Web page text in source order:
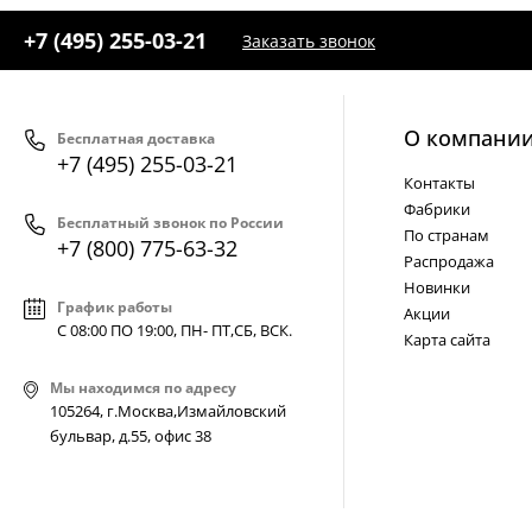
+7 (495) 255-03-21 Заказать звонок
Бесплатная доставка
+7 (495) 255-03-21
Бесплатный звонок по России
+7 (800) 775-63-32
График работы
С 08:00 ПО 19:00, ПН- ПТ,СБ, ВСК.
Мы находимся по адресу
105264, г.Москва,Измайловский
бульвар, д.55, офис 38
О
Контакты
Фабрики
По странам
Распродажа
Новинки
Акции
Карта сайта